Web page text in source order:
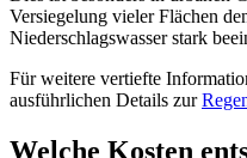
Versiegelung vieler Flächen
Niederschlagswasser stark
Für weitere vertiefte
ausführlichen Details zur
Welche Kosten